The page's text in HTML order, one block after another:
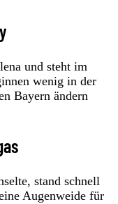
und steht im
wenig in der
Bayern ändern
stand schnell
Augenweide für